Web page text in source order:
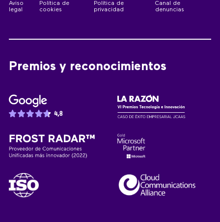
Aviso
legal
Política de
cookies
Política de
privacidad
Canal de
denuncias
Premios y reconocimientos